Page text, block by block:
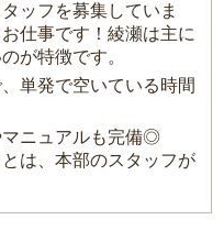
ッフを募集していま
仕事です！綾瀬は主に
が特徴です。
単発で空いている時間
マニュアルも完備◎
は、本部のスタッフが